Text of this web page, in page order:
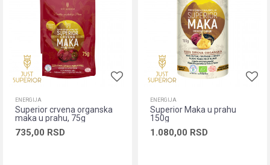
ENERGIJA
Superior crvena organska
maka u prahu, 75g
735,00 RSD
ENERGIJA
Superior Maka u prahu
150g
1.080,00 RSD